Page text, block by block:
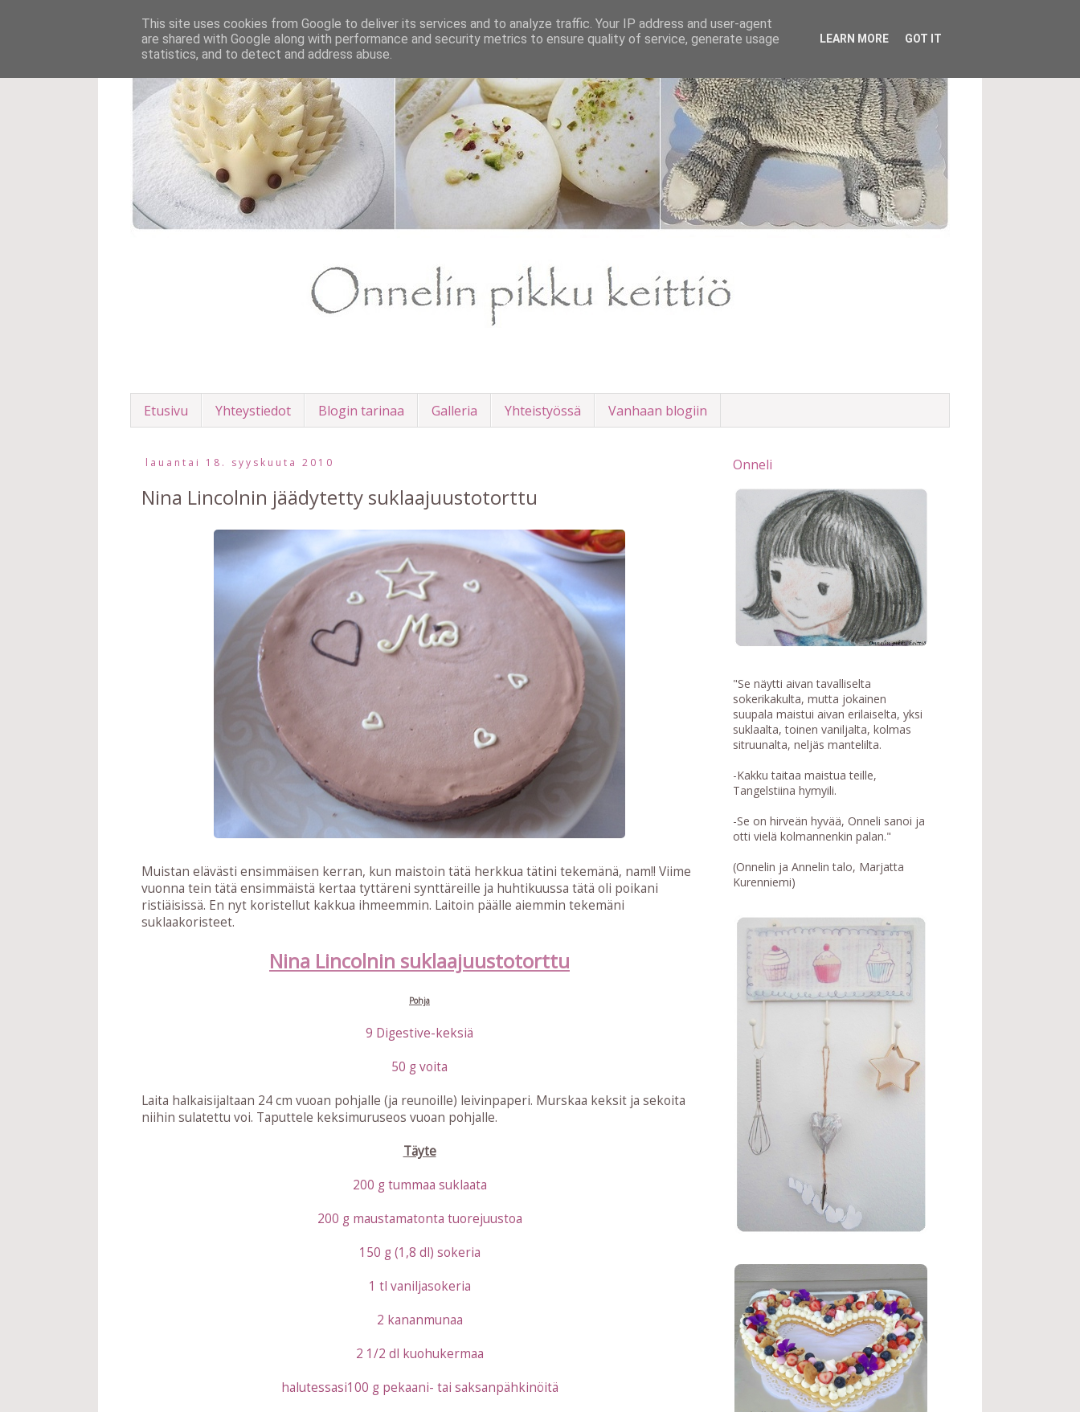
Etusivu Yhteystiedot Blogin tarinaa Galleria Yhteistyössä Vanhaan blogiin
lauantai 18. syyskuuta 2010
Nina Lincolnin jäädytetty suklaajuustotorttu
Muistan elävästi ensimmäisen kerran, kun maistoin tätä herkkua tätini tekemänä, nam!! Viime
vuonna tein tätä ensimmäistä kertaa tyttäreni synttäreille ja huhtikuussa tätä oli poikani
ristiäisissä. En nyt koristellut kakkua ihmeemmin. Laitoin päälle aiemmin tekemäni
suklaakoristeet.
Nina Lincolnin suklaajuustotorttu
Pohja
9 Digestive-keksiä
50 g voita
Laita halkaisijaltaan 24 cm vuoan pohjalle (ja reunoille) leivinpaperi. Murskaa keksit ja sekoita
niihin sulatettu voi. Taputtele keksimuruseos vuoan pohjalle.
Täyte
200 g tummaa suklaata
200 g maustamatonta tuorejuustoa
150 g (1,8 dl) sokeria
1 tl vaniljasokeria
2 kananmunaa
2 1/2 dl kuohukermaa
halutessasi100 g pekaani- tai saksanpähkinöitä
Onneli
"Se näytti aivan tavalliselta
sokerikakulta, mutta jokainen
suupala maistui aivan erilaiselta, yksi
suklaalta, toinen vaniljalta, kolmas
sitruunalta, neljäs mantelilta.
-Kakku taitaa maistua teille,
Tangelstiina hymyili.
-Se on hirveän hyvää, Onneli sanoi ja
otti vielä kolmannenkin palan."
(Onnelin ja Annelin talo, Marjatta
Kurenniemi)
This site uses cookies from Google to deliver its services and to analyze traffic. Your IP address and user-agent
are shared with Google along with performance and security metrics to ensure quality of service, generate usage
statistics, and to detect and address abuse.
LEARN MORE GOT IT